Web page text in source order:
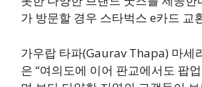
가 방문할 경우 스타벅스 e카드 교
가우랍 타파(Gaurav Thapa) 마세
은 “여의도에 이어 판교에서도 팝